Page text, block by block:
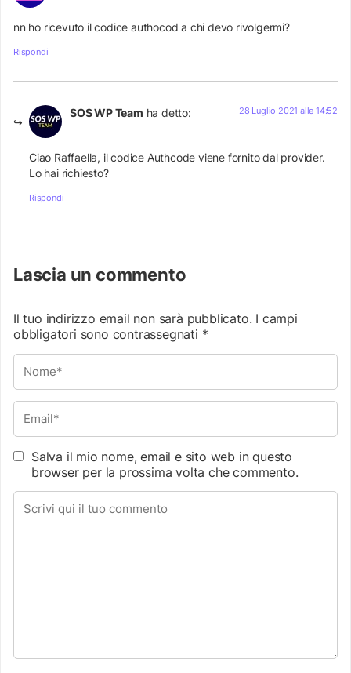
nn ho ricevuto il codice authocod a chi devo rivolgermi?
Rispondi
SOS WP Team ha detto: 28 Luglio 2021 alle 14:52
Ciao Raffaella, il codice Authcode viene fornito dal provider.
Lo hai richiesto?
Rispondi
Lascia un commento
Il tuo indirizzo email non sarà pubblicato. I campi
obbligatori sono contrassegnati *
Salva il mio nome, email e sito web in questo
browser per la prossima volta che commento.